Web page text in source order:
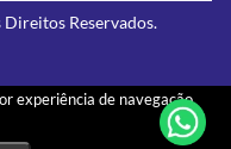
experiência de navegação.
Reservados.